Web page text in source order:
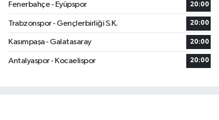
Fenerbahçe - Eyüpspor 20:00
Trabzonspor - Gençlerbirliği S.K. 20:00
Kasımpaşa - Galatasaray 20:00
Antalyaspor - Kocaelispor 20:00